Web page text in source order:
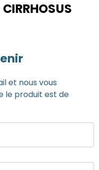
et nous vous
le produit est de